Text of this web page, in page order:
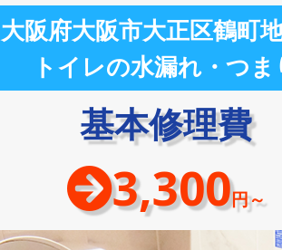
大阪府大阪市大正区鶴町
トイレの水漏れ・つま
基本修理費
3,300円～